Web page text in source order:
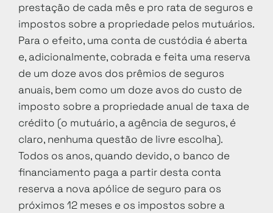
prestação de cada mês e pro rata de seguros e
impostos sobre a propriedade pelos mutuários.
Para o efeito, uma conta de custódia é aberta
e, adicionalmente, cobrada e feita uma reserva
de um doze avos dos prêmios de seguros
anuais, bem como um doze avos do custo de
imposto sobre a propriedade anual de taxa de
crédito (o mutuário, a agência de seguros, é
claro, nenhuma questão de livre escolha).
Todos os anos, quando devido, o banco de
financiamento paga a partir desta conta
reserva a nova apólice de seguro para os
próximos 12 meses e os impostos sobre a